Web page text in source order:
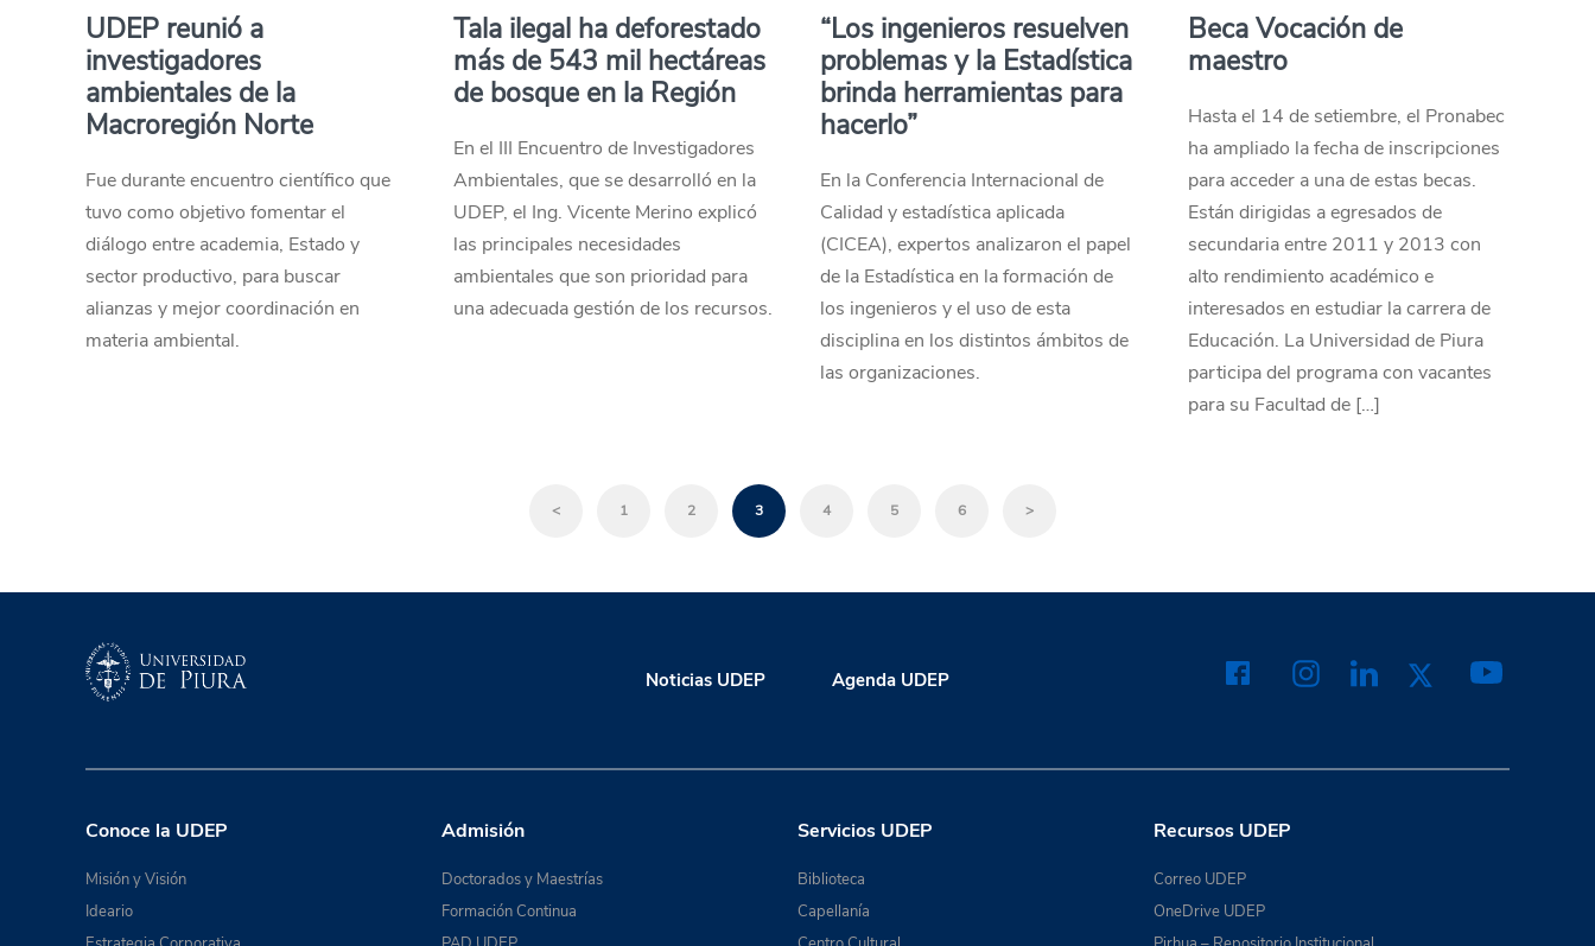
UDEP reunió a
investigadores
ambientales de la
Macroregión Norte
Fue durante encuentro científico que
tuvo como objetivo fomentar el
diálogo entre academia, Estado y
sector productivo, para buscar
alianzas y mejor coordinación en
materia ambiental.
Tala ilegal ha deforestado
más de 543 mil hectáreas
de bosque en la Región
En el III Encuentro de Investigadores
Ambientales, que se desarrolló en la
UDEP, el Ing. Vicente Merino explicó
las principales necesidades
ambientales que son prioridad para
una adecuada gestión de los recursos.
“Los ingenieros resuelven
problemas y la Estadística
brinda herramientas para
hacerlo”
En la Conferencia Internacional de
Calidad y estadística aplicada
(CICEA), expertos analizaron el papel
de la Estadística en la formación de
los ingenieros y el uso de esta
disciplina en los distintos ámbitos de
las organizaciones.
Beca Vocación de
maestro
Hasta el 14 de setiembre, el Pronabec
ha ampliado la fecha de inscripciones
para acceder a una de estas becas.
Están dirigidas a egresados de
secundaria entre 2011 y 2013 con
alto rendimiento académico e
interesados en estudiar la carrera de
Educación. La Universidad de Piura
participa del programa con vacantes
para su Facultad de […]
< 1 2 3 4 5 6 >
Noticias UDEP Agenda UDEP
Conoce la UDEP
Misión y Visión
Ideario
Admisión
Doctorados y Maestrías
Formación Continua
Servicios UDEP
Biblioteca
Capellanía
Recursos UDEP
Correo UDEP
OneDrive UDEP